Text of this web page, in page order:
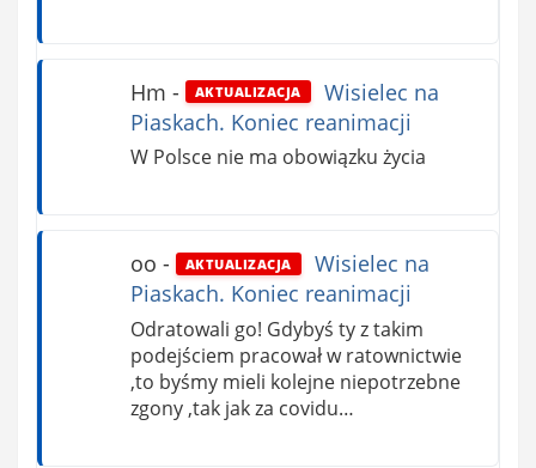
Hm - AKTUALIZACJA
Wisielec na
Piaskach. Koniec reanimacji
W Polsce nie ma obowiązku życia
oo - AKTUALIZACJA
Wisielec na
Piaskach. Koniec reanimacji
Odratowali go! Gdybyś ty z takim
podejściem pracował w ratownictwie
,to byśmy mieli kolejne niepotrzebne
zgony ,tak jak za covidu…